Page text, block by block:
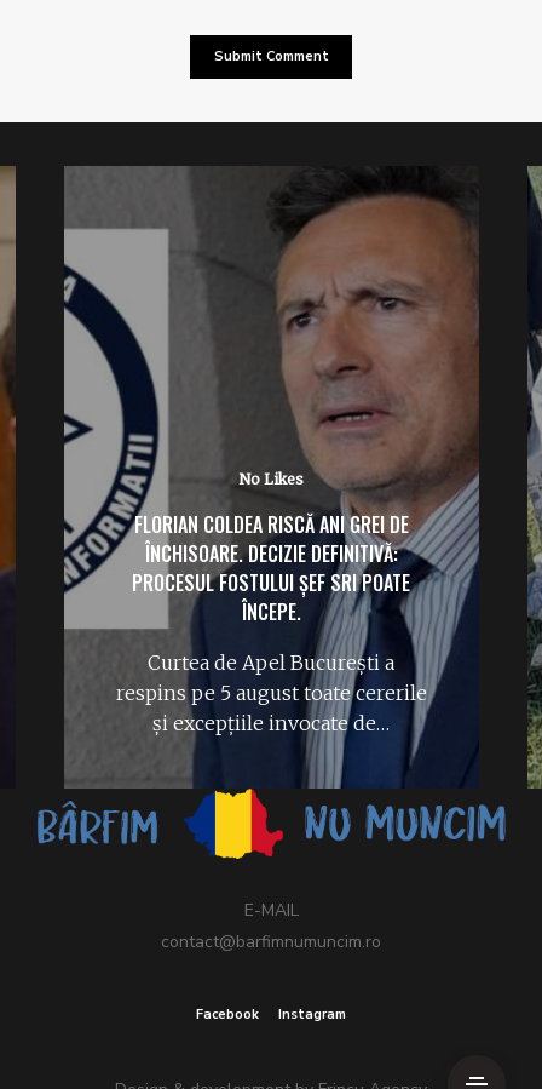
No Likes
FLORIAN COLDEA RISCĂ ANI GREI DE
ÎNCHISOARE. DECIZIE DEFINITIVĂ:
PROCESUL FOSTULUI ȘEF SRI POATE
ÎNCEPE.
Curtea de Apel București a
respins pe 5 august toate cererile
și excepțiile invocate de…
E-MAIL
contact@barfimnumuncim.ro
Facebook Instagram